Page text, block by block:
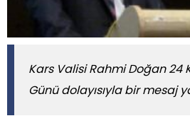
Kars Valisi Rahmi Doğan 24
Günü dolayısıyla bir mesaj